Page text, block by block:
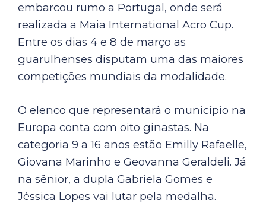
embarcou rumo a Portugal, onde será
realizada a Maia International Acro Cup.
Entre os dias 4 e 8 de março as
guarulhenses disputam uma das maiores
competições mundiais da modalidade.
O elenco que representará o município na
Europa conta com oito ginastas. Na
categoria 9 a 16 anos estão Emilly Rafaelle,
Giovana Marinho e Geovanna Geraldeli. Já
na sênior, a dupla Gabriela Gomes e
Jéssica Lopes vai lutar pela medalha.